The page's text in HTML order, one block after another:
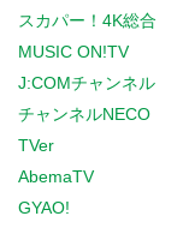
スカパー！4K総合
MUSIC ON!TV
J:COMチャンネル
チャンネルNECO
TVer
AbemaTV
GYAO!